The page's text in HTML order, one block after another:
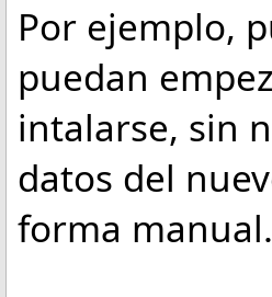
Por ejemplo,
puedan
intalarse, sin
datos del
forma manual.